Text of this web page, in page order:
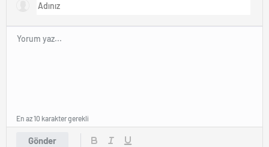
Gönder
En az 10 karakter gerekli